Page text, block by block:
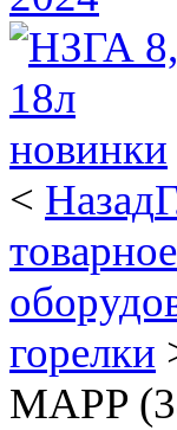
< Назад
горелки
MAPP